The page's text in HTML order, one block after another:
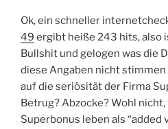
Ok, ein schneller
49 ergibt heiße 243 hits, also
Bullshit und gelogen was die
diese Angaben nicht
auf die seriösität der Firma
Betrug? Abzocke? Wohl
Superbonus leben als “added